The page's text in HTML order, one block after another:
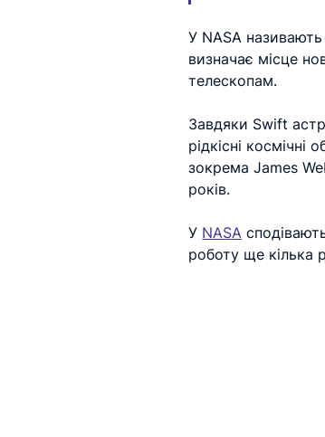
У NASA
визначає місце
телескопам.
Завдяки Swift
рідкісні
зокрема James
років.
У NASA
роботу ще кілька